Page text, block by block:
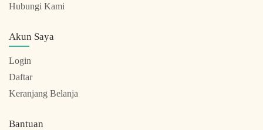
Hubungi Kami
Akun Saya
Login
Daftar
Keranjang Belanja
Bantuan